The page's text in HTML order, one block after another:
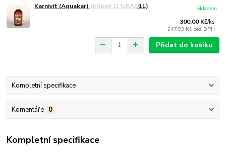
Karnivit (Aquakar) drůbež 1l (LKAD1L)
300,00 Kč/ks
247,93 Kč bez DPH
Skladem
Přidat do košíku
Kompletní specifikace
Komentáře 0
Kompletní specifikace